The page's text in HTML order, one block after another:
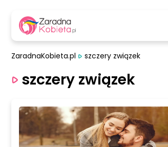
ZaradnaKobieta.pl szczery związek
szczery związek